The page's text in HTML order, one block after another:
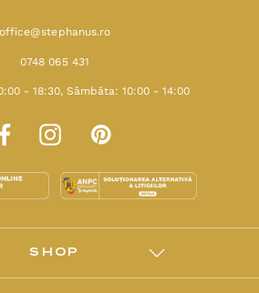
office@stephanus.ro
0748 065 431
- 18:30, Sâmbăta: 10:00 - 14:00
SHOP